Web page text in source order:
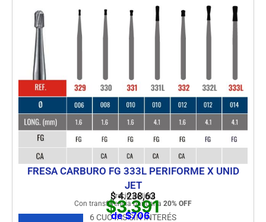
FRESA CARBURO FG 333L PERIFORME X UNID
JET
Precio de lista
$4.238,63
Con transferencia bancaria 20% OFF
$3.391
6 CUOTAS SIN INTERÉS
de $706